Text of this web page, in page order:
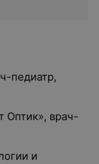
педиатр,
Оптик», врач-
и